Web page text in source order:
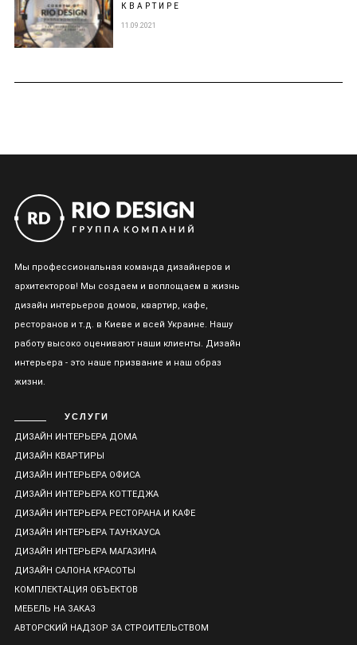
КВАРТИРЕ
11.09.2021
Мы профессиональная команда дизайнеров и
архитекторов! Мы создаем и воплощаем в жизнь
дизайн интерьеров домов, квартир, кафе,
ресторанов и т.д. в Киеве и всей Украине. Нашу
работу высоко оценивают наши клиенты. Дизайн
интерьера - это наше призвание и наш образ
жизни.
УСЛУГИ
ДИЗАЙН ИНТЕРЬЕРА ДОМА
ДИЗАЙН КВАРТИРЫ
ДИЗАЙН ИНТЕРЬЕРА ОФИСА
ДИЗАЙН ИНТЕРЬЕРА КОТТЕДЖА
ДИЗАЙН ИНТЕРЬЕРА РЕСТОРАНА И КАФЕ
ДИЗАЙН ИНТЕРЬЕРА ТАУНХАУСА
ДИЗАЙН ИНТЕРЬЕРА МАГАЗИНА
ДИЗАЙН САЛОНА КРАСОТЫ
КОМПЛЕКТАЦИЯ ОБЪЕКТОВ
МЕБЕЛЬ НА ЗАКАЗ
АВТОРСКИЙ НАДЗОР ЗА СТРОИТЕЛЬСТВОМ